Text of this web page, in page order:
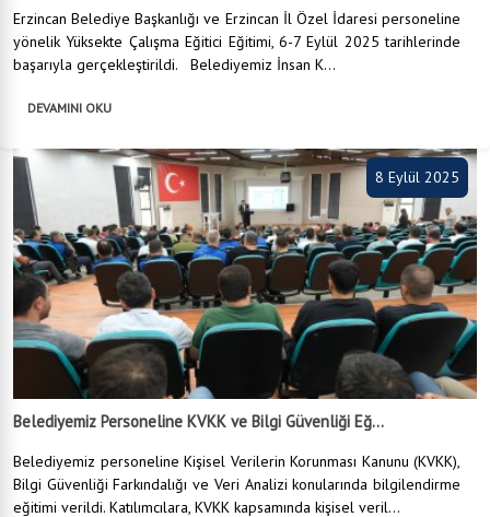
Erzincan Belediye Başkanlığı ve Erzincan İl Özel İdaresi personeline
yönelik Yüksekte Çalışma Eğitici Eğitimi, 6-7 Eylül 2025 tarihlerinde
başarıyla gerçekleştirildi. Belediyemiz İnsan K...
DEVAMINI OKU
8 Eylül 2025
Belediyemiz Personeline KVKK ve Bilgi Güvenliği Eğ...
Belediyemiz personeline Kişisel Verilerin Korunması Kanunu (KVKK),
Bilgi Güvenliği Farkındalığı ve Veri Analizi konularında bilgilendirme
eğitimi verildi. Katılımcılara, KVKK kapsamında kişisel veril...